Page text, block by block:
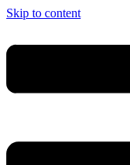
Skip to content